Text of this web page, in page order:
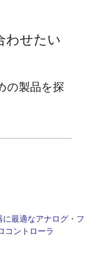
わせたい
の製品を探
最適なアナログ・
コントローラ